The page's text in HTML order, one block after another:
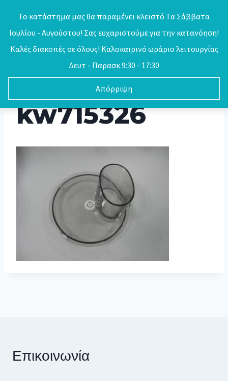
Το κατάστημα μας θα παραμένει κλειστό Τα Σάββατα
Ιουλίου - Αυγούστου! Σας ευχαριστούμε για την κατανόηση!
Καλές διακοπές σε όλους! Καλοκαιρινό ωράριο λειτουργίας
Δευτ - Παρασκ 9:30 - 17:30
Απόρριψη
0
kw715326
Επικοινωνία